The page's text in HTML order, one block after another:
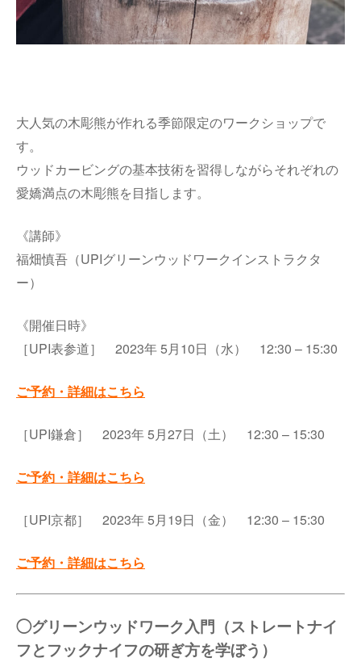
大人気の木彫熊が作れる季節限定のワークショップで
す。
ウッドカービングの基本技術を習得しながらそれぞれの
愛嬌満点の木彫熊を目指します。
《講師》
福畑慎吾（UPIグリーンウッドワークインストラクタ
ー）
《開催日時》
［UPI表参道］ 2023年 5月10日（水） 12:30 – 15:30
ご予約・詳細はこちら
［UPI鎌倉］ 2023年 5月27日（土） 12:30 – 15:30
ご予約・詳細はこちら
［UPI京都］ 2023年 5月19日（金） 12:30 – 15:30
ご予約・詳細はこちら
◯グリーンウッドワーク入門（ストレートナイ
フとフックナイフの研ぎ方を学ぼう）